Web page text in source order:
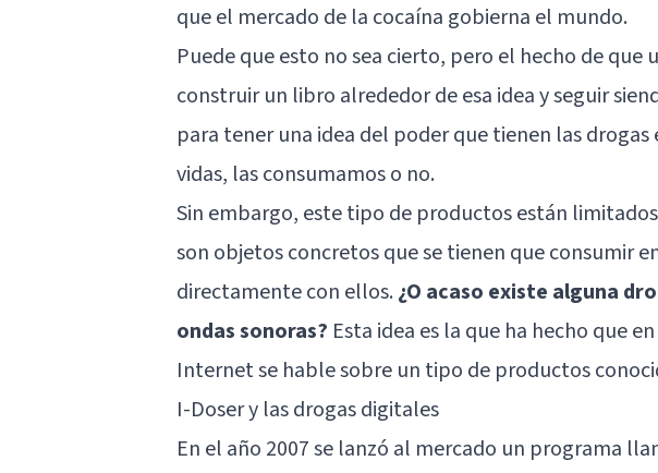
que el mercado de la cocaína gobierna el mundo.
Puede que esto no sea cierto, pero el hecho de que
construir un libro alrededor de esa idea y seguir
para tener una idea del poder que tienen las drogas
vidas, las consumamos o no.
Sin embargo, este tipo de productos están
son objetos concretos que se tienen que consumir
directamente con ellos.¿O acaso existe alguna
ondas sonoras? Esta idea es la que ha hecho que
Internet se hable sobre un tipo de productos
I-Doser y las drogas digitales
En el año 2007 se lanzó al mercado un programa